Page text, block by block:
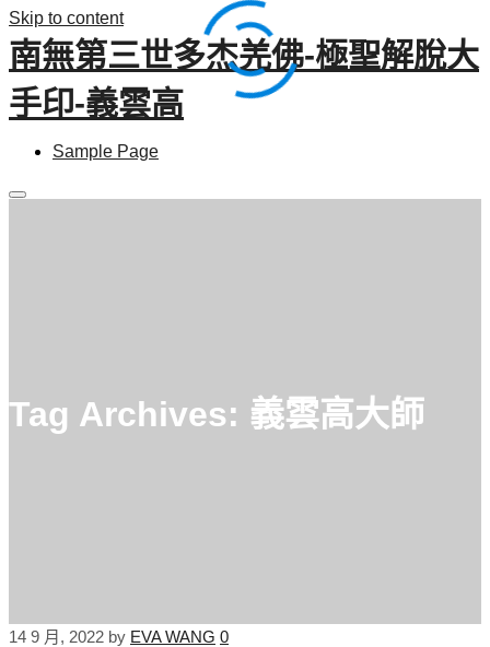
Skip to content
南無第三世多杰羌佛-極聖解脫大
手印-義雲高
Sample Page
Main
Tag Archives: 義雲高大師
14 9 月, 2022 by EVA WANG 0